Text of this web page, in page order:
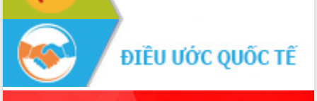
Gặp mặt các cơ quan báo chí nhân Kỷ
niệm 101 năm Ngày Báo chí Cách
mạng Việt Nam
Đắk Lắk sơ kết 4 năm triển khai thực
hiện Đề án 06 của Chính phủ
Họp báo thông tin về Hội nghị Công bố